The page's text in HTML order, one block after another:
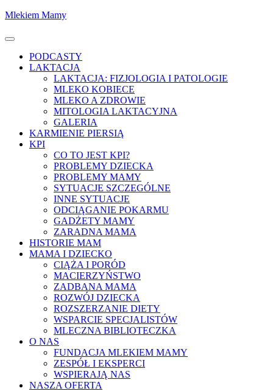
Skocz
treści
Mlekiem Mamy
Menu
PODCASTY
LAKTACJA
LAKTACJA: FIZJOLOGIA I PATOLOGIE
MLEKO KOBIECE
MLEKO A ZDROWIE
MITOLOGIA LAKTACYJNA
GALERIA
KARMIENIE PIERSIĄ
KPI
CO TO JEST KPI?
PROBLEMY DZIECKA
PROBLEMY MAMY
SYTUACJE SZCZEGÓLNE
INNE SYTUACJE
ODCIĄGANIE POKARMU
GADŻETY MAMY
ZARADNA MAMA
HISTORIE MAM
MAMA I DZIECKO
CIĄŻA I PORÓD
MACIERZYŃSTWO
ZADBANA MAMA
ROZWÓJ DZIECKA
ROZSZERZANIE DIETY
WSPARCIE SPECJALISTÓW
MLECZNA BIBLIOTECZKA
O NAS
FUNDACJA MLEKIEM MAMY
ZESPÓŁ I EKSPERCI
WSPIERAJĄ NAS
NASZA OFERTA